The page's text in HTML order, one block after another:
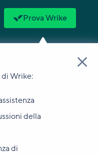
Prova Wrike
Wrike:
della
di